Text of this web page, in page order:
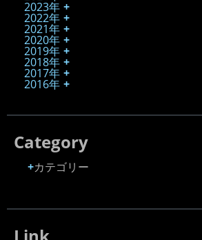
2023年
2022年
2021年
2020年
2019年
2018年
2017年
2016年
Category
カテゴリー